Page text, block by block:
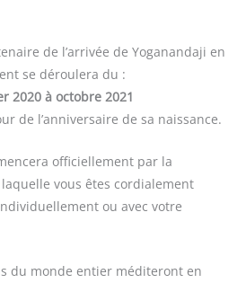
de l’arrivée de Yoganandaji en
se déroulera du :
2020 à octobre 2021
de l’anniversaire de sa naissance.
officiellement par la
vous êtes cordialement
ou avec votre
du monde entier méditeront en